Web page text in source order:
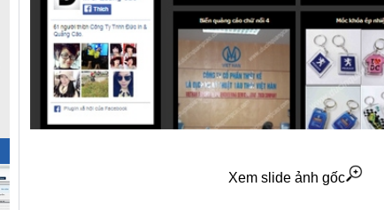
Xem slide ảnh gốc